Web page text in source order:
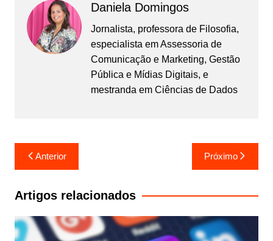
Daniela Domingos
Jornalista, professora de Filosofia,
especialista em Assessoria de
Comunicação e Marketing, Gestão
Pública e Mídias Digitais, e
mestranda em Ciências de Dados
Navegação
de
Post
Anterior Próximo
Artigos relacionados